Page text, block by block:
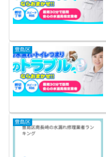
豊島区
豊島区